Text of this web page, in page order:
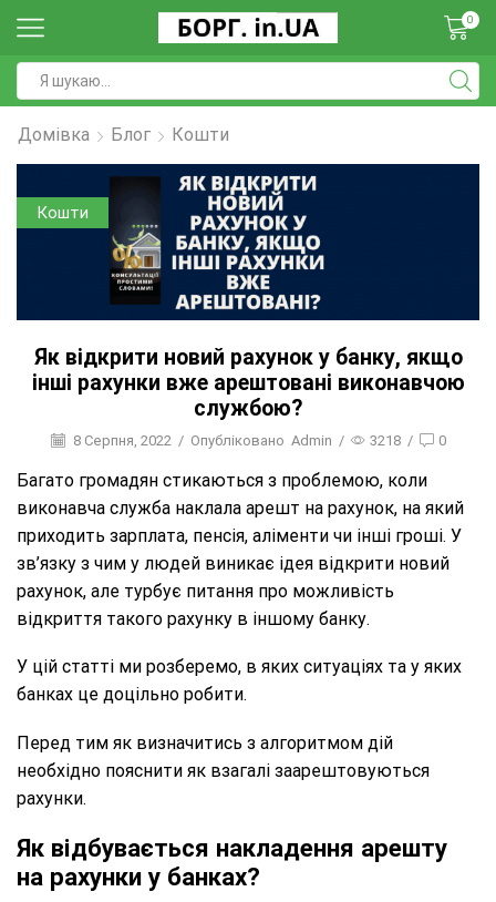
0
Домівка Блог Кошти
Кошти
Як відкрити новий рахунок у банку, якщо
інші рахунки вже арештовані виконавчою
службою?
8 Серпня, 2022 / Опубліковано Admin / 3218 / 0
Багато громадян стикаються з проблемою, коли
виконавча служба наклала арешт на рахунок, на який
приходить зарплата, пенсія, аліменти чи інші гроші. У
зв’язку з чим у людей виникає ідея відкрити новий
рахунок, але турбує питання про можливість
відкриття такого рахунку в іншому банку.
У цій статті ми розберемо, в яких ситуаціях та у яких
банках це доцільно робити.
Перед тим як визначитись з алгоритмом дій
необхідно пояснити як взагалі заарештовуються
рахунки.
Як відбувається накладення арешту
на рахунки у банках?